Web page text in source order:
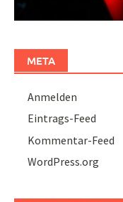
META
Anmelden
Eintrags-Feed
Kommentar-Feed
WordPress.org